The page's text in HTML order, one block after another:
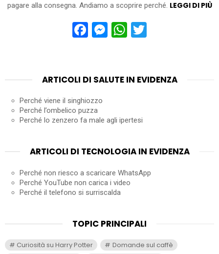
pagare alla consegna. Andiamo a scoprire perché. LEGGI DI PIÙ
Facebook
Messenger
WhatsApp
ARTICOLI DI SALUTE IN EVIDENZA
Perché viene il singhiozzo
Perché l’ombelico puzza
Perché lo zenzero fa male agli ipertesi
ARTICOLI DI TECNOLOGIA IN EVIDENZA
Perché non riesco a scaricare WhatsApp
Perché YouTube non carica i video
Perché il telefono si surriscalda
TOPIC PRINCIPALI
Curiosità su Harry Potter Domande sul caffè